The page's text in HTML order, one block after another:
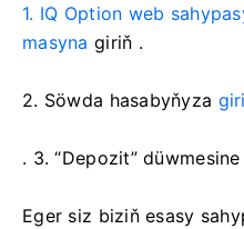
1. IQ Option web
masyna giriň .
2. Söwda hasabyňyza
. 3. “Depozit”
Eger siz biziň esasy